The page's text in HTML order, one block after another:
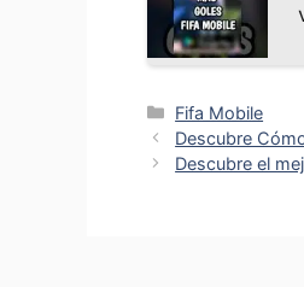
Categorías
Fifa Mobile
Descubre
Descubre el